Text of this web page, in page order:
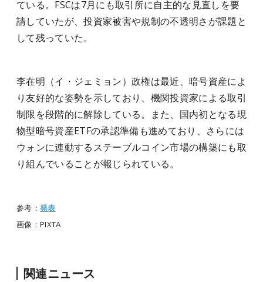
ている。FSCは7月にも取引所に自主的な見直しを要
請していたが、投資家被害や規制の不透明さが課題と
して残っていた。
李在明（イ・ジェミョン）政権は最近、暗号資産によ
り友好的な姿勢を示しており、機関投資家による取引
制限を段階的に解除している。また、国内初となる現
物型暗号資産ETFの承認準備も進めており、さらには
ウォンに連動するステーブルコイン市場の構築にも取
り組んでいることが報じられている。
参考： 発表
画像：PIXTA
関連ニュース